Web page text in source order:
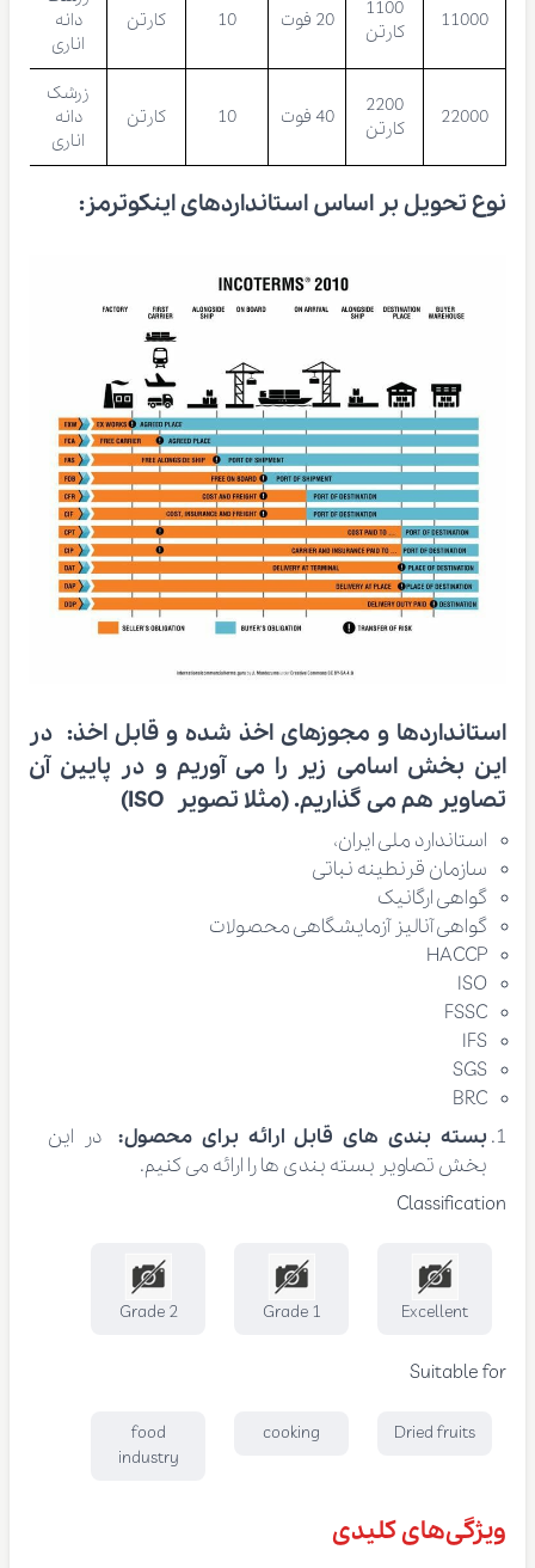
11000
1100
کارتن
20 فوت 10 کارتن
دانه
اناری
22000
2200
کارتن
40 فوت 10 کارتن
زرشک
دانه
اناری
نوع تحویل بر اساس استانداردهای اینکوترمز:
استانداردها و مجوزهای اخذ شده و قابل اخذ: در
این بخش اسامی زیر را می آوریم و در پایین آن
تصاویر هم می گذاریم. (مثلا تصویر ISO)
استاندارد ملی ایران،
سازمان قرنطینه نباتی
گواهی ارگانیک
گواهی آنالیز آزمایشگاهی محصولات
HACCP
ISO
FSSC
IFS
SGS
BRC
بسته بندی های قابل ارائه برای محصول: در این
بخش تصاویر بسته بندی ها را ارائه می کنیم.
Classification
Excellent
Grade 1
Grade 2
Suitable for
Dried fruits
cooking
food
industry
ویژگی‌های کلیدی